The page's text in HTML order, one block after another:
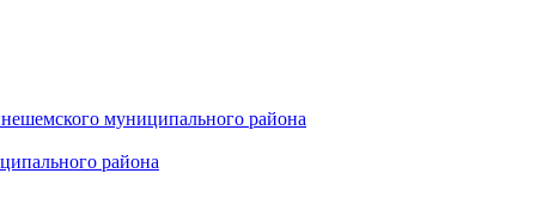
муниципального района
района